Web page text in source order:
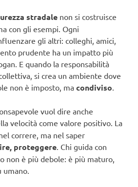
stradale non si costruisce
con gli esempi. Ogni
gli altri: colleghi, amici,
prudente ha un impatto più
E quando la responsabilità
si crea un ambiente dove
non è imposto, ma condiviso.
vuol dire anche
velocità come valore positivo. La
correre, ma nel saper
proteggere. Chi guida con
non è più debole: è più maturo,
umano.